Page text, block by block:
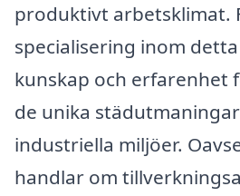
produktivt arbetsklimat.
specialisering inom
kunskap och erfarenhet
de unika
industriella miljöer.
handlar om